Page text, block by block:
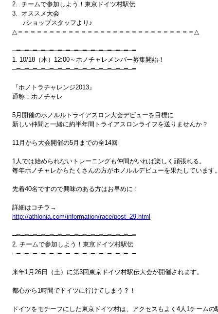
2.  チームで参加しよう！東京ドイツ村駅伝
3.  オススメ大会
♪ショップスタッフより♪
△＝＝＝＝＝＝＝＝＝＝＝＝＝＝＝＝＝＝＝＝＝＝＝＝＝＝＝＝△
─━─━─━─━─━─━─━─━─━─━─━─━─━─━─━
1. 10/18（木）12:00～ホノチャレメンバー募集開始！
─━─━─━─━─━─━─━─━─━─━─━─━─━─━─━
『ホノトラチャレンジ2013』
通称：ホノチャレ
5月開催のホノルルトライアスロン大会デビューを目標に
新しい仲間と一緒に約半年間トライアスロンライフを送りませんか？
11月から大会開催の5月までの全14回
1人では始められないトレーニングも仲間がいれば楽しく頑張れる。
毎年ホノチャレからたくさんの方がホノルルデビューを果たしています
先着40名ですので興味のある方はお早めに！
http://athlonia.com/information/race/post_29.html
─━─━─━─━─━─━─━─━─━─━─━─━─━─━─━
2. チームで参加しよう！東京ドイツ村駅伝
─━─━─━─━─━─━─━─━─━─━─━─━─━─━─━
来年1月26日（土）に第3回東京ドイツ村駅伝大会が開催されます。
都心から1時間でドイツに行けてしまう？！
ドイツをモチーフにした東京ドイツ村は、アクセスもよく4人1チームの